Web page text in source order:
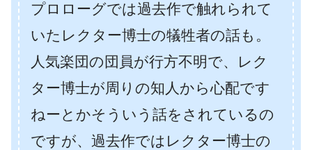
プロローグでは過去作で触れられて
いたレクター博士の犠牲者の話も。
人気楽団の団員が行方不明で、レク
ター博士が周りの知人から心配です
ねーとかそういう話をされているの
ですが、過去作ではレクター博士の